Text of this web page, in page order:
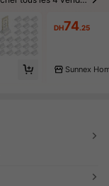
DH74.25
Sunnex